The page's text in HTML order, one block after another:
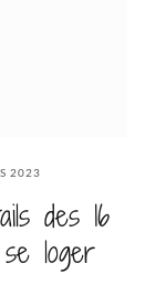
2023
des 16
loger